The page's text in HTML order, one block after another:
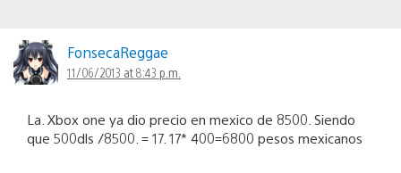
FonsecaReggae
11/06/2013 at 8:43 p.m.
La. Xbox one ya dio precio en mexico de 8500. Siendo
que 500dls /8500. = 17. 17* 400=6800 pesos mexicanos